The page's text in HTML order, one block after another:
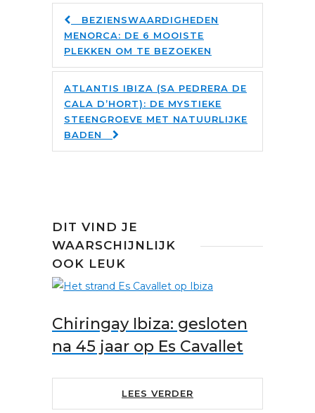
BEZIENSWAARDIGHEDEN
MENORCA: DE 6 MOOISTE
PLEKKEN OM TE BEZOEKEN
ATLANTIS IBIZA (SA PEDRERA DE
CALA D’HORT): DE MYSTIEKE
STEENGROEVE MET NATUURLIJKE
BADEN
DIT VIND JE
WAARSCHIJNLIJK
OOK LEUK
Chiringay Ibiza: gesloten
na 45 jaar op Es Cavallet
LEES VERDER